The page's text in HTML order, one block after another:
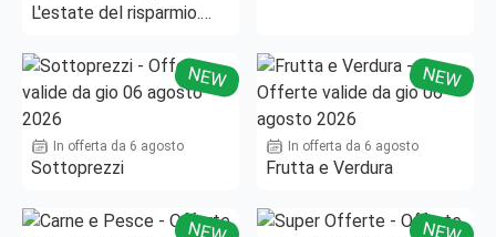
L'estate del risparmio.
NEW
In offerta da 6 agosto
Sottoprezzi
NEW
In offerta da 6 agosto
Frutta e Verdura